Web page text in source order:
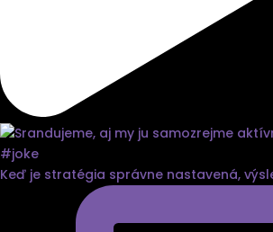
Keď je stratégia správne nastavená,